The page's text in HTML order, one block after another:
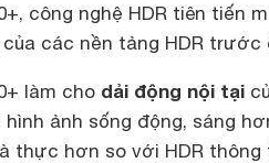
công nghệ HDR tiên
của các nền tảng HDR
làm cho dải động nội tại
hình ảnh sống động, sáng
thực hơn so với HDR